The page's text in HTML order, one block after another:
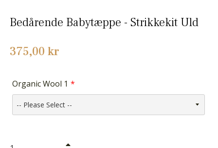
Bedårende Babytæppe - Strikkekit Uld
Normalpris
375,00 kr
Organic Wool 1